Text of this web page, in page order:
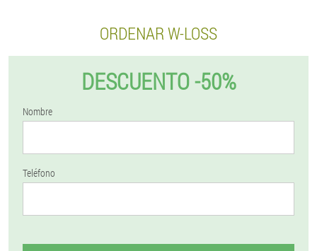
ORDENAR W-LOSS
DESCUENTO -50%
Nombre
Teléfono